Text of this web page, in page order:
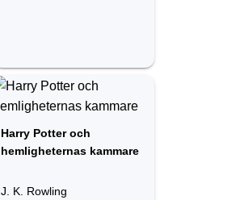
Harry Potter och
hemligheternas kammare
J. K. Rowling